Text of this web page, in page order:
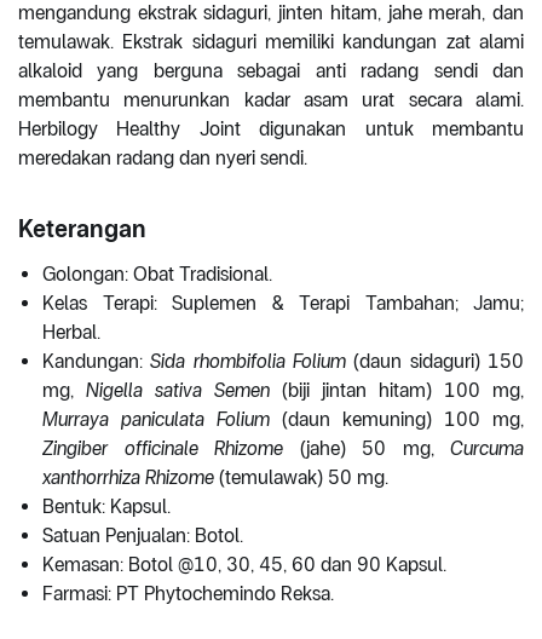
mengandung ekstrak sidaguri, jinten hitam, jahe merah, dan
temulawak. Ekstrak sidaguri memiliki kandungan zat alami
alkaloid yang berguna sebagai anti radang sendi dan
membantu menurunkan kadar asam urat secara alami.
Herbilogy Healthy Joint digunakan untuk membantu
meredakan radang dan nyeri sendi.
Keterangan
Golongan: Obat Tradisional.
Kelas Terapi: Suplemen & Terapi Tambahan; Jamu;
Herbal.
Kandungan:Sida rhombifolia Folium (daun sidaguri) 150
mg, Nigella sativa Semen (biji jintan hitam) 100 mg,
Murraya paniculata Folium (daun kemuning) 100 mg,
Zingiber officinale Rhizome (jahe) 50 mg, Curcuma
xanthorrhiza Rhizome (temulawak) 50 mg.
Bentuk: Kapsul.
Satuan Penjualan: Botol.
Kemasan: Botol @10, 30, 45, 60 dan 90 Kapsul.
Farmasi: PT Phytochemindo Reksa.